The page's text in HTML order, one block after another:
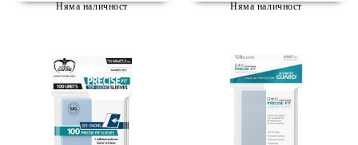
Няма наличност Няма наличност